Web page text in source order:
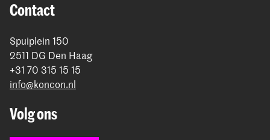
Contact
Spuiplein 150
2511 DG Den Haag
+31 70 315 15 15
info@koncon.nl
Volg ons